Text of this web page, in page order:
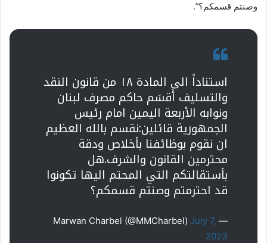
وصنتم قسمكم؟”.
استناداً الى المادة ١٨ من قانون النقد
والتسليف أَقسَم حاكم مصرف لبنان
ونوابه الأربعة اليمين امام رئيس
الجمهورية قائلين:نقسم بالله العظيم
ان نقوم بوظائفنا بأخلاص ودقة
محترمين القانون والشرف.هل
بأستقالتكم التي المحتم اليها تكونوا
قد احترمتم وصنتم قسمكم؟
— Marwan Charbel (@MMCharbel)
July 7,
2023